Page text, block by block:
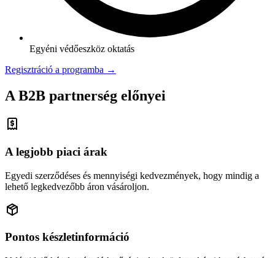
Egyéni védőeszköz oktatás
Regisztráció a programba →
A B2B partnerség előnyei
A legjobb piaci árak
Egyedi szerződéses és mennyiségi kedvezmények, hogy mindig a
lehető legkedvezőbb áron vásároljon.
Pontos készletinformáció